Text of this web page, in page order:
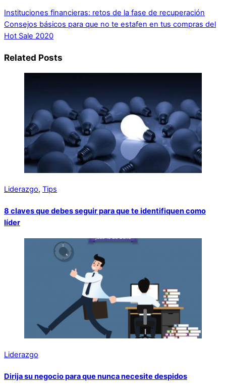
Instituciones financieras: retos de la fase de recuperación
Consejos básicos para que no te estafen en tus compras del
Hot Sale 2020
Related Posts
Liderazgo, Tips
8 claves que debes seguir para que te identifiquen como
líder
Liderazgo
Dirija su negocio para que nunca necesite despidos